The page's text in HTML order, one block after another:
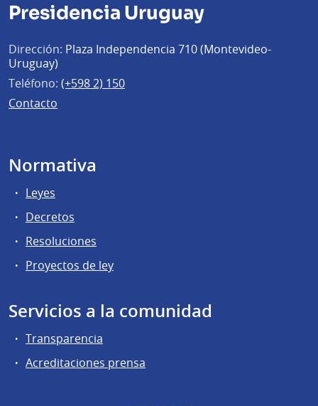
Presidencia Uruguay
Dirección: Plaza Independencia 710 (Montevideo-
Uruguay)
Teléfono: (+598 2) 150
Contacto
Normativa
Leyes
Decretos
Resoluciones
Proyectos de ley
Servicios a la comunidad
Transparencia
Acreditaciones prensa